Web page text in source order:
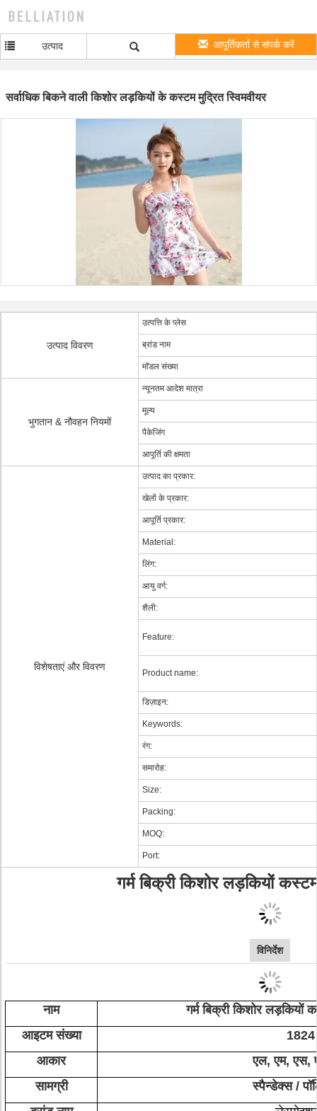
उत्पाद आपूर्तिकर्ता से संपर्क करें
सर्वाधिक बिकने वाली किशोर लड़कियों के कस्टम मुद्रित स्विमवीयर
उत्पाद विवरण
उत्पत्ति के प्लेस
ब्रांड नाम
मॉडल संख्या
भुगतान & नौवहन नियमों
न्यूनतम आदेश मात्रा
मूल्य
पैकेजिंग
आपूर्ति की क्षमता
विशेषताएं और विवरण
उत्पाद का प्रकार:
खेलों के प्रकार:
आपूर्ति प्रकार:
Material:
लिंग:
आयु वर्ग:
शैली:
Feature:
Product name:
डिज़ाइन:
Keywords:
रंग:
समारोह:
Size:
Packing:
MOQ:
Port:
गर्म बिक्री किशोर लड़कियों
विनिर्देश
नाम
गर्म बिक्री किशोर लड़कियों
आइटम संख्या
1824
आकार
एल, एम, एस,
सामग्री
स्पैन्डेक्स /